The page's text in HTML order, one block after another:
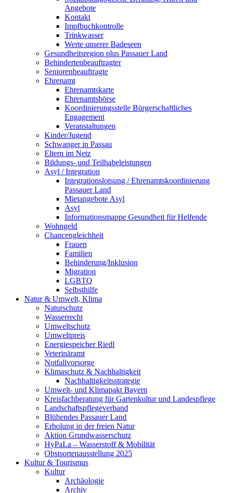
Angebote
Kontakt
Impfbuchkontrolle
Trinkwasser
Werte unserer Badeseen
Gesundheitsregion plus Passauer Land
Behindertenbeauftragter
Seniorenbeauftragte
Ehrenamt
Ehrenamtskarte
Ehrenamtsbörse
Koordinierungsstelle Bürgerschaftliches
Engagement
Veranstaltungen
Kinder/Jugend
Schwanger in Passau
Eltern im Netz
Bildungs- und Teilhabeleistungen
Asyl / Integration
Integrationslotsung / Ehrenamtskoordinierung
Passauer Land
Mietangebote Asyl
Asyl
Informationsmappe Gesundheit für Helfende
Wohngeld
Chancengleichheit
Frauen
Familien
Behinderung/Inklusion
Migration
LGBTQ
Selbsthilfe
Natur & Umwelt, Klima
Naturschutz
Wasserrecht
Umweltschutz
Umweltpreis
Energiespeicher Riedl
Veterinäramt
Notfallvorsorge
Klimaschutz & Nachhaltigkeit
Nachhaltigkeitsstrategie
Umwelt- und Klimapakt Bayern
Kreisfachberatung für Gartenkultur und Landespflege
Landschaftspflegeverband
Blühendes Passauer Land
Erholung in der freien Natur
Aktion Grundwasserschutz
HyPaLa – Wasserstoff & Mobilität
Obstsortenausstellung 2025
Kultur & Tourismus
Kultur
Archäologie
Archiv